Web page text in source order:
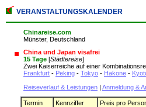
VERANSTALTUNGSKALENDER
Chinareise.com
Münster, Deutschland
China und Japan visafrei
15 Tage [Städtereise]
Zwei Kaiserreiche auf einer
Frankfurt - Peking - Tokyo - Hakone -
Reiseverlauf & Leistungen | Anmeldung &
Termin Kennziffer Preis pro